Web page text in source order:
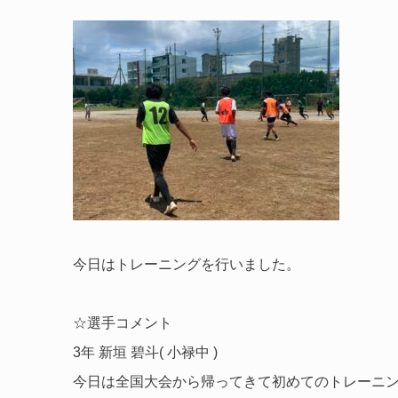
今日はトレーニングを行いました。
☆選手コメント
3年 新垣 碧斗( 小禄中 )
今日は全国大会から帰ってきて初めてのトレーニン